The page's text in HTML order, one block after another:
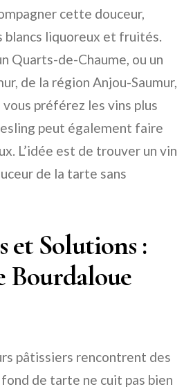
cette douceur,
blancs liquoreux et fruités.
Quarts-de-Chaume, ou un
de la région Anjou-Saumur,
préférez les vins plus
peut également faire
L’idée est de trouver un vin
de la tarte sans
et Solutions :
Bourdaloue
pâtissiers rencontrent des
de tarte ne cuit pas bien